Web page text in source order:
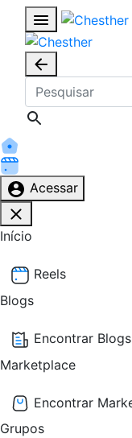
Acessar
Início
Reels
Blogs
Encontrar Blogs
Marketplace
Encontrar
Grupos